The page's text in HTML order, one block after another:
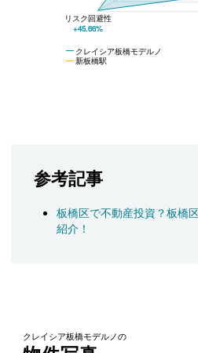
クレイシア板橋モデルノ
新板橋駅
リスク回避性
+45.66%
参考記事
板橋区で不動産投資？板橋
紹介！
クレイシア板橋モデルノの